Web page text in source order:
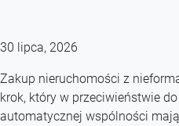
30 lipca, 2026
Zakup nieruchomości z
krok, który w przeciwieństwie
automatycznej wspólności